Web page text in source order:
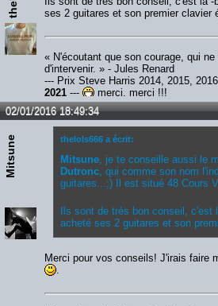
ses 2 guitares et son premier clavier
« N'écoutant que son courage, qui
d'intervenir. » - Jules Renard
--- Prix Steve Harris 2014, 2015,
2021 ---
merci, merci !!!
02/01/2016 18:49:34
Mitsune thelols666 a écrit:
Mitsune, je te conseille aussi le
Dutronc, qui comme son nom
guitares...;) Il est situé 48 Cours
Ils sont de très bon conseil,
acheté ses 2 guitares et son
Merci pour vos conseils! J'irais faire